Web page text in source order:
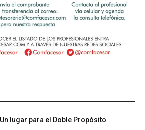
Un lugar para el Doble Propósito